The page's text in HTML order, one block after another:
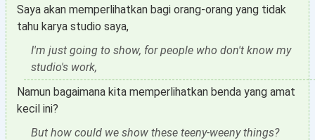
Saya akan memperlihatkan bagi orang-orang yang tidak
tahu karya studio saya,
I'm just going to show, for people who don't know my
studio's work,
Namun bagaimana kita memperlihatkan benda yang amat
kecil ini?
But how could we show these teeny-weeny things?